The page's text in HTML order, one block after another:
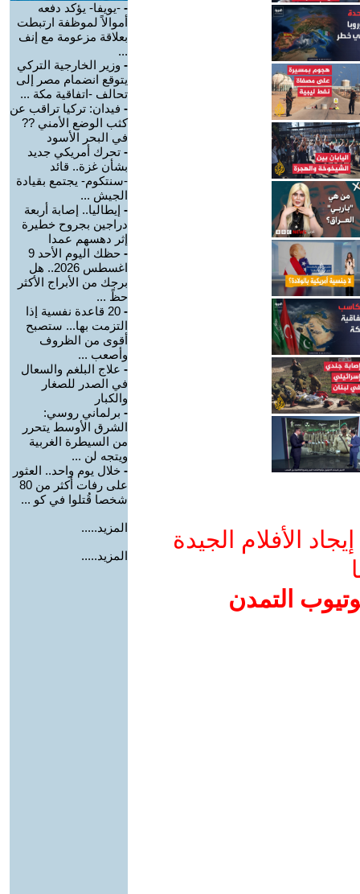
الأفلام الجيدة
التمدن
- -يويفا- يؤكد دفعه
أموالاً لموظفة ارتبطت
بعلاقة مزعومة مع إنف
...
- وزير الخارجية التركي
يتوقع انضمام مصر إلى
تحالف -اتفاقية مكة ...
- فيدان: تركيا تراقب عن
كثب الوضع الأمني ??
في البحر الأسود
- تحرك أمريكي جديد
بشأن غزة.. قائد
-سنتكوم- يجتمع بقيادة
الجيش ...
- إيطاليا.. إصابة أربعة
دراجين بجروح خطيرة
إثر دهسهم عمدا
-
حظك اليوم الأحد 9
اغسطس 2026.. هل
برجك من الأبراج الأكثر
حظً ...
-
20 قاعدة نفسية إذا
التزمت بها... ستصبح
أقوى من الظروف
وأصعب ...
- علاج البلغم والسعال
في الصدر للصغار
والكبار
- برلماني روسي:
الشرق الأوسط يتحرر
من السيطرة الغربية
ويتجه لن ...
- خلال يوم واحد.. العثور
على رفات أكثر من 80
شخصا قُتلوا في كو ...
المزيد.....
المزيد.....